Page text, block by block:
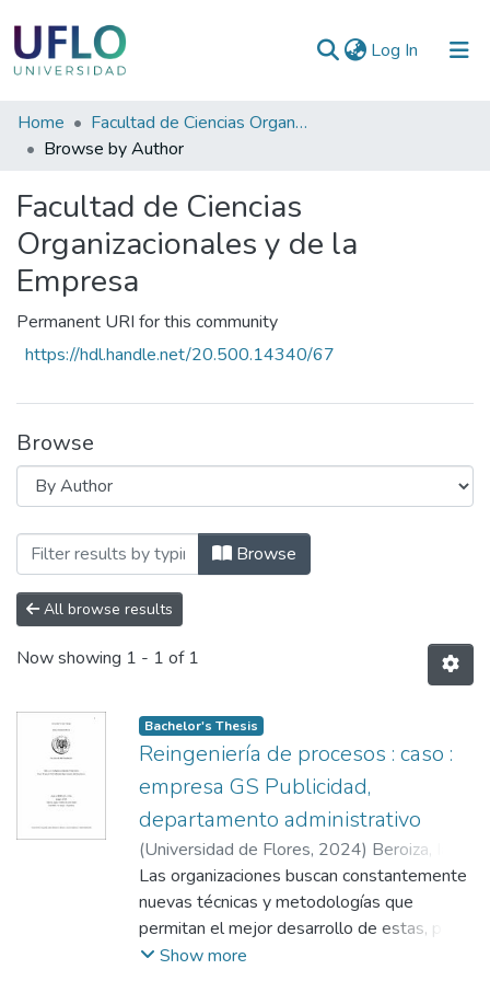
Log In (current)
Communities
&
All of RIUFLO
Home
Facultad de Ciencias Organizacionales y de la Empresa
Browse by Author
Facultad de Ciencias
Organizacionales y de la
Empresa
Permanent URI for this community
https://hdl.handle.net/20.500.14340/67
Browse
Browsing Facultad de Ciencias
Browse
All browse results
Now showing 1 - 1 of 1
Bachelor's Thesis
Reingeniería de procesos : caso :
empresa GS Publicidad,
departamento administrativo
(Universidad de Flores, 2024) Beroiza, Iara
López Ifill, Norma Adriana; López, Sergio
Las organizaciones buscan constantemente
nuevas técnicas y metodologías que
permitan el mejor desarrollo de estas, para
que puedan mejorar se deben realizar
Show more